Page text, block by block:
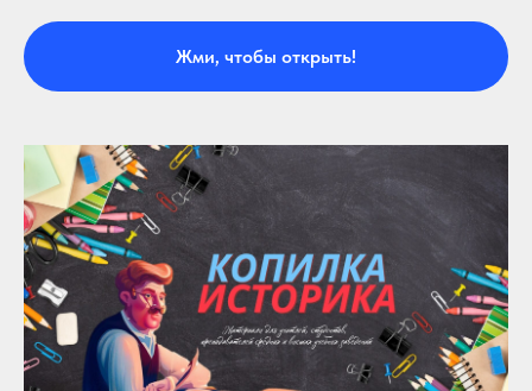
Жми, чтобы открыть!